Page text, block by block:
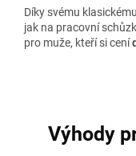
Díky svému
jak na pracovní
pro muže, kteří si cení
Výhody